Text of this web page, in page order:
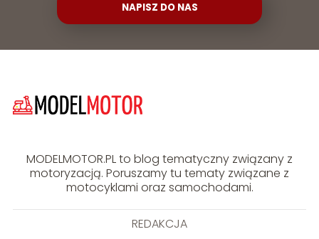
NAPISZ DO NAS
MODELMOTOR.PL to blog tematyczny związany z
motoryzacją. Poruszamy tu tematy związane z
motocyklami oraz samochodami.
REDAKCJA